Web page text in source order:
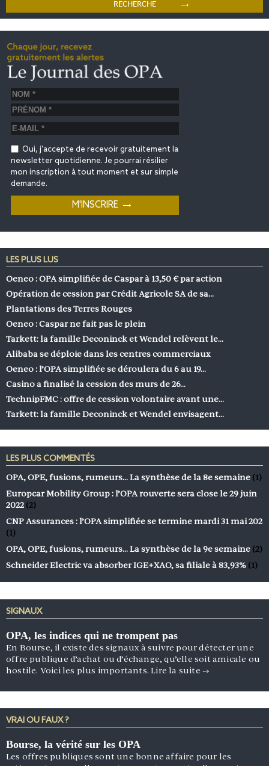
Oui, j'accepte de recevoir gratuitement la
newsletter quotidienne. Je pourrai résilier
mon inscription à tout moment et sur simple
demande.
LES PLUS LUS
Oeneo : OPA simplifiée de Caspar à 13,50 € par action
Opération de cession par Crédit Agricole SA de sa…
Plantations des Terres Rouges
Oeneo : Caspar ne fait pas le plein
Tarkett: la famille Deconinck et Wendel relèvent le…
Alibaba se déploie dans les centres commerciaux
Oeneo : l’OPA simplifiée se déroulera du 6 au 19…
Casino a finalisé la cession des murs de 26…
TechnipFMC : offre de cession volontaire avant une…
Tarkett: la famille Deconinck et Wendel envisagent…
LES PLUS COMMENTÉS
OPA, OPE, fusions, rumeurs… La synthèse de la 8e semaine (1)
Europcar Mobility Group : l’OPA rouverte sera close le 29 juin
2022 (2)
CNP Assurances : l’OPA simplifiée se termine mardi 31 mai 202
(1)
OPA, OPE, fusions, rumeurs… La synthèse de la 9e semaine (2)
Schneider Electric va absorber IGE+XAO, sa filiale à 83,93% (1)
SIGNAUX
OPA, les indices qui ne trompent pas
En Bourse, il existe des signaux à suivre pour détecter une
offre publique d’achat ou d’échange, qu’elle soit amicale ou
hostile. Voici les plus importants.Lire la suite →
VRAI OU FAUX ?
Bourse, la vérité sur les OPA
Les offres publiques sont une bonne affaire pour les